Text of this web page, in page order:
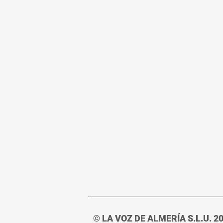
© LA VOZ DE ALMERÍA S.L.U.